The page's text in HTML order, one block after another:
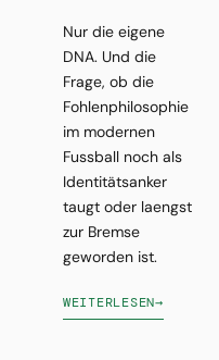
Nur die eigene
DNA. Und die
Frage, ob die
Fohlenphilosophie
im modernen
Fussball noch als
Identitätsanker
taugt oder laengst
zur Bremse
geworden ist.
WEITERLESEN→